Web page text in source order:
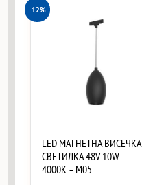
-12%
LED МАГНЕТНА ВИСЕЧКА
СВЕТИЛКА 48V 10W
4000K – M05